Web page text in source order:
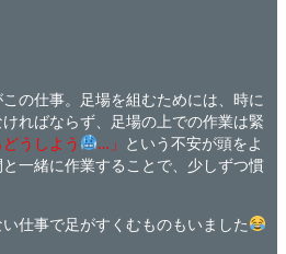
の仕事。足場を組むためには、時に
ればならず、足場の上での作業は緊
どうしよう …」 という不安が頭をよ
一緒に作業することで、少しずつ慣
仕事で足がすくむものもいました